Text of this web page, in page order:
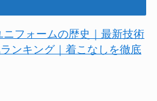
ニフォームの歴史｜最新技術
ンキング｜着こなしを徹底